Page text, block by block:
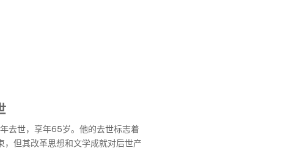
去世，享年65岁。他的去世标志着
，但其改革思想和文学成就对后世产